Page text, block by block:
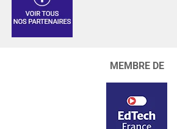
MEMBRE DE